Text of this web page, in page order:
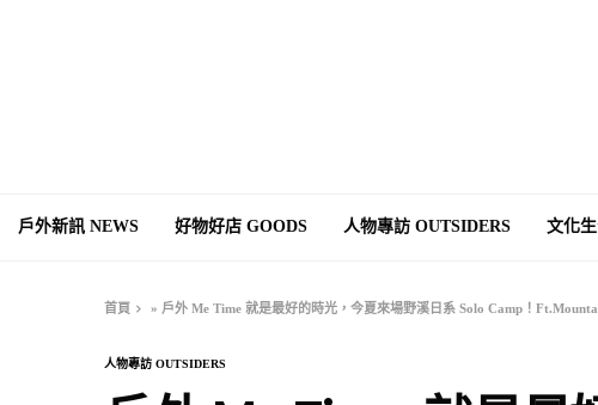
戶外新訊 NEWS 好物好店 GOODS 人物專訪 OUTSIDERS 文化
首頁 » 戶外 Me Time 就是最好的時光，今夏來場野溪日系 Solo Camp！
人物專訪 OUTSIDERS